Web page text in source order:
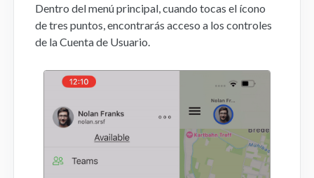
Dentro del menú principal, cuando tocas el ícono
de tres puntos, encontrarás acceso a los controles
de la Cuenta de Usuario.